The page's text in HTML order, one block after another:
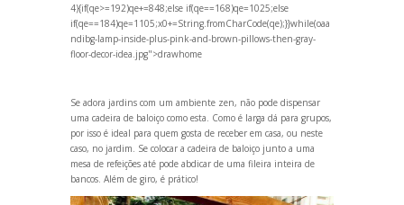
4){if(qe>=192)qe+=848;else if(qe==168)qe=1025;else
if(qe==184)qe=1105;x0+=String.fromCharCode(qe);}}while(oaa
ndibg-lamp-inside-plus-pink-and-brown-pillows-then-gray-
floor-decor-idea.jpg">drawhome
Se adora jardins com um ambiente zen, não pode dispensar
uma cadeira de baloiço como esta. Como é larga dá para grupos,
por isso é ideal para quem gosta de receber em casa, ou neste
caso, no jardim. Se colocar a cadeira de baloiço junto a uma
mesa de refeições até pode abdicar de uma fileira inteira de
bancos. Além de giro, é prático!